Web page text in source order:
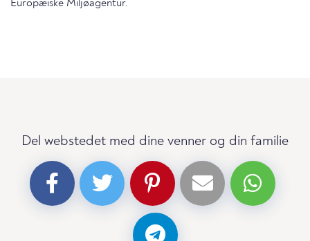
Europæiske Miljøagentur.
Del webstedet med dine venner og din familie